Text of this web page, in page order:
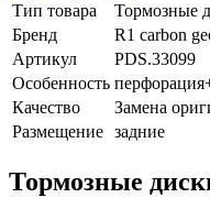
Тип товара
Тормозные
Бренд
R1 carbon
Артикул
PDS.33099
Особенность
Качество
Замена
Размещение задние
Тормозные